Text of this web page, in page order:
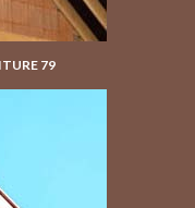
79